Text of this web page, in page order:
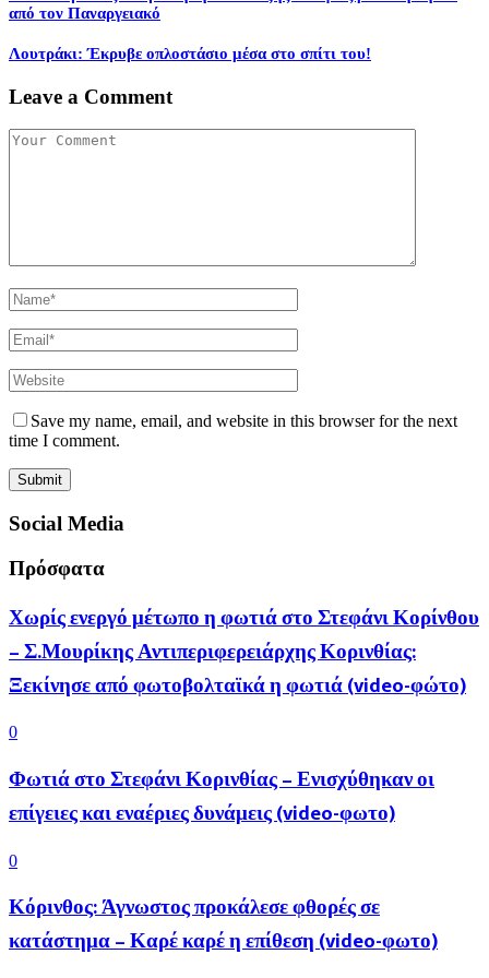
από τον Παναργειακό
Λουτράκι: Έκρυβε οπλοστάσιο μέσα στο σπίτι του!
Leave a Comment
Save my name, email, and website in this browser for the next
time I comment.
Social Media
Πρόσφατα
Χωρίς ενεργό μέτωπο η φωτιά στο Στεφάνι Κορίνθου
– Σ.Μουρίκης Αντιπεριφερειάρχης Κορινθίας:
Ξεκίνησε από φωτοβολταϊκά η φωτιά (video-φώτο)
0
Φωτιά στο Στεφάνι Κορινθίας – Ενισχύθηκαν οι
επίγειες και εναέριες δυνάμεις (video-φωτο)
0
Κόρινθος: Άγνωστος προκάλεσε φθορές σε
κατάστημα – Καρέ καρέ η επίθεση (video-φωτο)